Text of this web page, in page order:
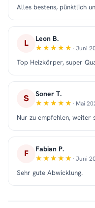
Alles bestens, pünktlich
L Leon B.
· Juni
Top Heizkörper, super
S Soner T.
· Mai
Nur zu empfehlen, weiter
F Fabian P.
· Juni
Sehr gute Abwicklung.